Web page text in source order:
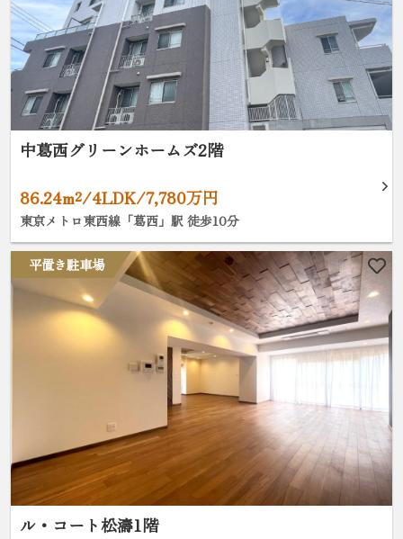
中葛西グリーンホームズ2階
86.24m²/4LDK/7,780万円
東京メトロ東西線「葛西」駅 徒歩10分
平置き駐車場
ル・コート松濤1階